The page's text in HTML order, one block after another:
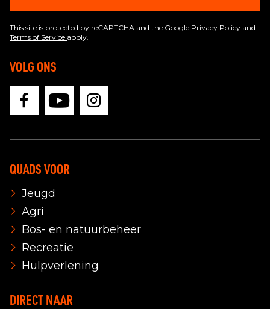
This site is protected by reCAPTCHA and the Google Privacy Policy and
Terms of Service apply.
VOLG ONS
QUADS VOOR
Jeugd
Agri
Bos- en natuurbeheer
Recreatie
Hulpverlening
DIRECT NAAR